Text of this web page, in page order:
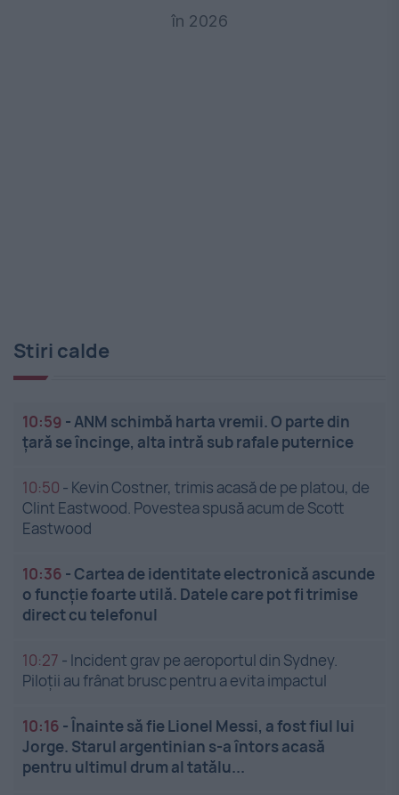
în 2026
Stiri calde
10:59 -ANM schimbă harta vremii. O parte din
țară se încinge, alta intră sub rafale puternice
10:50 - Kevin Costner, trimis acasă de pe platou, de
Clint Eastwood. Povestea spusă acum de Scott
Eastwood
10:36 -Cartea de identitate electronică ascunde
o funcție foarte utilă. Datele care pot fi trimise
direct cu telefonul
10:27 - Incident grav pe aeroportul din Sydney.
Piloții au frânat brusc pentru a evita impactul
10:16 -Înainte să fie Lionel Messi, a fost fiul lui
Jorge. Starul argentinian s-a întors acasă
pentru ultimul drum al tatălu...